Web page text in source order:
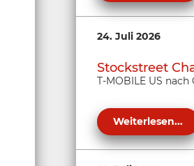
24. Juli 2026
Stockstreet
T-MOBILE US
Weiterlesen...